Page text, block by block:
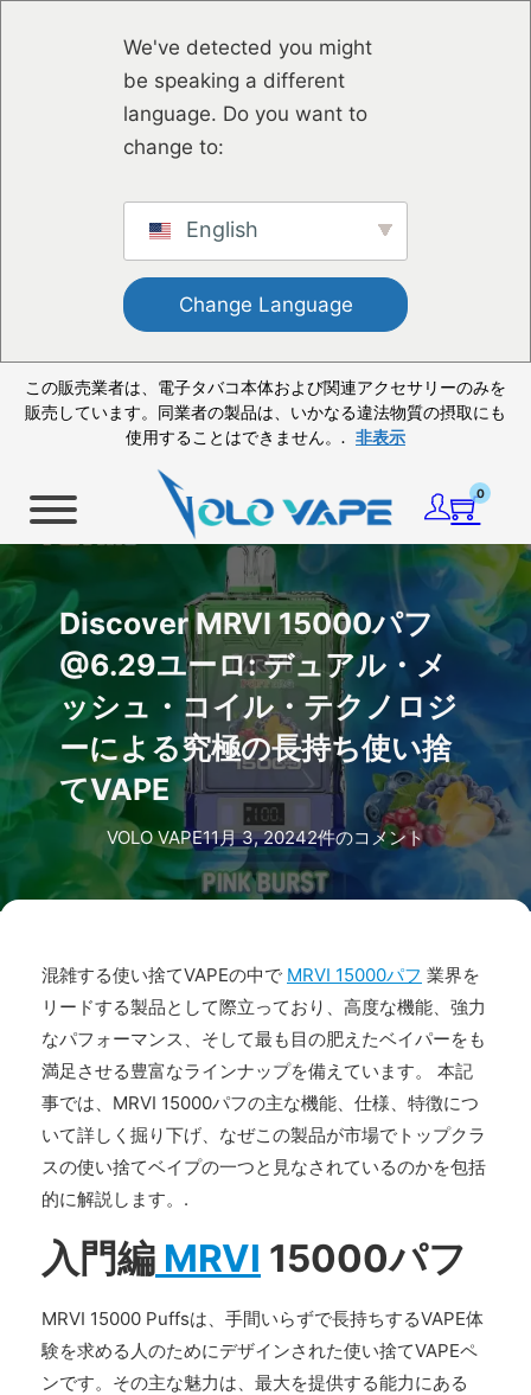
We've detected you might
be speaking a different
language. Do you want to
change to:
English
Change Language
この販売業者は、電子タバコ本体および関連アクセサリーのみを
販売しています。同業者の製品は、いかなる違法物質の摂取にも
使用することはできません。. 非表示
0
Discover MRVI 15000パフ
@6.29ユーロ: デュアル・メ
ッシュ・コイル・テクノロジ
ーによる究極の長持ち使い捨
てVAPE
VOLO VAPE11月 3, 20242件のコメント
混雑する使い捨てVAPEの中で MRVI 15000パフ 業界を
リードする製品として際立っており、高度な機能、強力
なパフォーマンス、そして最も目の肥えたベイパーをも
満足させる豊富なラインナップを備えています。 本記
事では、MRVI 15000パフの主な機能、仕様、特徴につ
いて詳しく掘り下げ、なぜこの製品が市場でトップクラ
スの使い捨てベイプの一つと見なされているのかを包括
的に解説します。.
入門編 MRVI 15000パフ
MRVI 15000 Puffsは、手間いらずで長持ちするVAPE体
験を求める人のためにデザインされた使い捨てVAPEペ
ンです。その主な魅力は、最大を提供する能力にある